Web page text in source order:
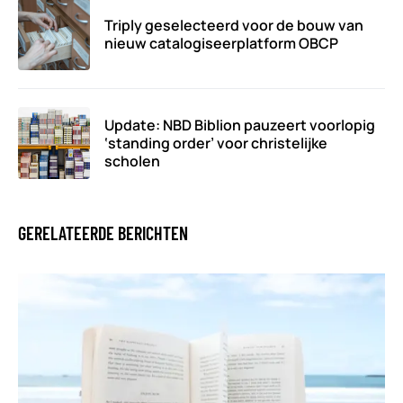
Triply geselecteerd voor de bouw van
nieuw catalogiseerplatform OBCP
Update: NBD Biblion pauzeert voorlopig
‘standing order’ voor christelijke
scholen
GERELATEERDE BERICHTEN